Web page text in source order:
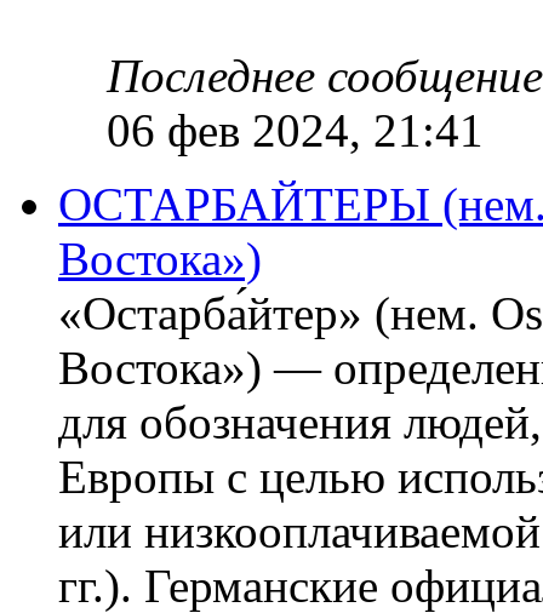
Последнее сообщение
06 фев 2024, 21:41
ОСТАРБАЙТЕРЫ (нем.
Востока»)
«Остарба́йтер» (нем.
Востока») —
для обозначения
Европы с целью
или
гг.). Германские